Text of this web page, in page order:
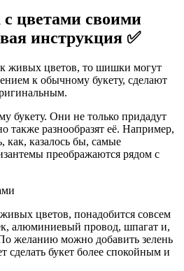
цветами своими
инструкция ✅
живых цветов, то шишки могут
к обычному букету, сделают
букету. Они не только придадут
также разнообразят её. Например,
как, казалось бы, самые
преображаются рядом с
цветов, понадобится совсем
алюминиевый провод, шпагат и,
желанию можно добавить зелень
сделать букет более спокойным и